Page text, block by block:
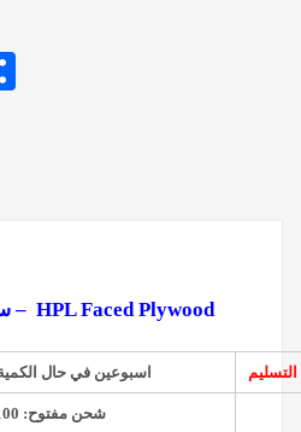
ساندويتش فورمايكا – HPL Faced Plywood
اسبوعين في حال الكمية اقل